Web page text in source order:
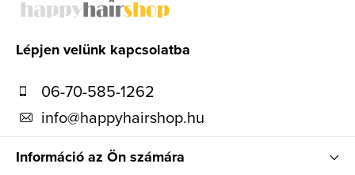
Lépjen velünk kapcsolatba
06-70-585-1262
info@happyhairshop.hu
Információ az Ön számára